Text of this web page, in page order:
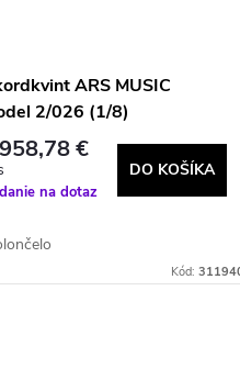
ARS MUSIC
2/026 (1/8)
€
na dotaz
DO KOŠÍKA
Kód: